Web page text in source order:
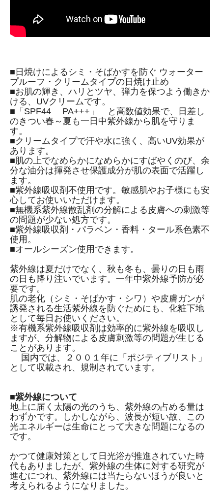
■日焼けによるシミ・そばかすを防ぐ ウォーター
プルーフ・クリームタイプの日焼け止め
■お肌の輝き、ハリとツヤ、弾力を保つよう働きか
ける、UVクリームです。
■「SPF44 PA+++」 と高数値効果で、日差し
のきつい春～夏も一日中紫外線から肌を守りま
す。
■クリームタイプで汗や水に強く、高いUV効果が
あります。
■肌の上でなめらかになめらかにすばやくのび、余
分な油分は揮発させ保護成分が肌の表面で活躍し
ます。
■紫外線吸収剤不使用です。敏感肌やお子様にも安
心してお使いいただけます。
■無機系紫外線散乱剤の分解による皮膚への刺激等
の問題が少ない処方です。
■紫外線吸収剤・パラベン・香料・タール系色素不
使用。
■オールシーズン使用できます。
紫外線は夏だけでなく、秋も冬も、曇りの日も雨
の日も降り注いでいます。一年中紫外線予防が必
要です。
肌の老化（シミ・そばかす・シワ）や皮膚ガンが
誘発される生活紫外線を防ぐためにも、化粧下地
として毎日お使いください。
※有機系紫外線吸収剤は効率的に紫外線を吸収し
ますが、分解物による皮膚刺激等の問題が生じる
ことがあります。
国内では、２００１年に「ポジティブリスト」
として収載され、規制されています。
■紫外線について
地上に届く太陽の光のうち、紫外線の占める量は
わずかです。しかしながら、波長が短い故、この
光エネルギーは生命にとって大きな問題になるの
です。
かつて健康対策として日光浴が推進されていた時
代もありましたが、紫外線の生体に対する研究が
進むにつれ、紫外線には当たらないほうが良いと
考えられるようになりました。